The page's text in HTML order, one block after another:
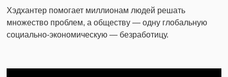
Хэдхантер помогает миллионам людей решать
множество проблем, а обществу — одну глобальную
социально-экономическую — безработицу.